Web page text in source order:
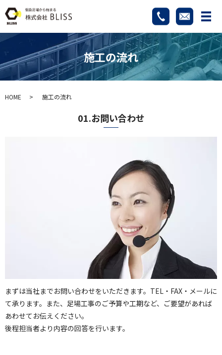
メ
施工の流れ
HOME 施工の流れ
01.お問い合わせ
まずは当社までお問い合わせをいただきます。TEL・FAX・メールに
て承ります。また、足場工事のご予算や工期など、ご要望があれば
あわせてお伝えください。
後程担当者より内容の回答を行います。